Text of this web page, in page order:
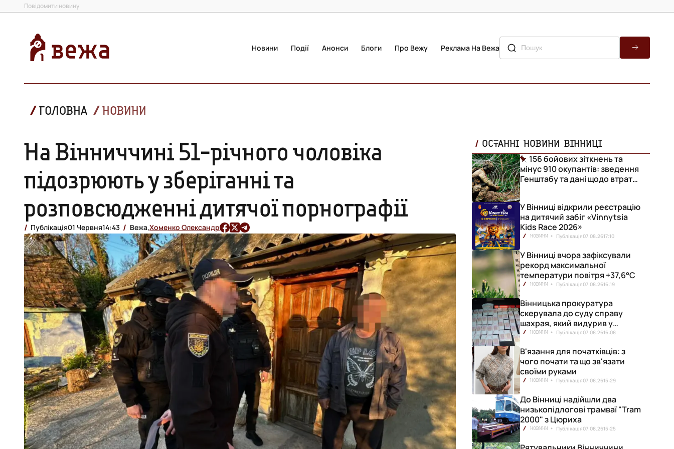
Повідомити новину
Новини Події Анонси Блоги Про Вежу Реклама На Вежа
ГОЛОВНА НОВИНИ
На Вінниччині 51-річного чоловіка
підозрюють у зберіганні та
розповсюдженні дитячої порнографії
Публікація01 Червня14:43 Вежа,Хоменко Олександр
ОСТАННІ НОВИНИ ВІННИЦІ
156 бойових зіткнень та
мінус 910 окупантів: зведення
Генштабу та дані щодо втрат
У Вінниці відкрили реєстрацію
на дитячий забіг «Vinnytsia
Kids Race 2026»
НОВИНИ Публікація07.08.2617:10
У Вінниці вчора зафіксували
рекорд максимальної
температури повітря +37,6°С
НОВИНИ Публікація07.08.2616:19
Вінницька прокуратура
скерувала до суду справу
шахрая, який видурив у
вінничанки 154 тисячі гривень
НОВИНИ Публікація07.08.2616:08
В'язання для початківців: з
чого почати та що зв'язати
своїми руками
НОВИНИ Публікація07.08.2615:29
До Вінниці надійшли два
низькопідлогові трамваї "Tram
2000" з Цюриха
НОВИНИ Публікація07.08.2615:25